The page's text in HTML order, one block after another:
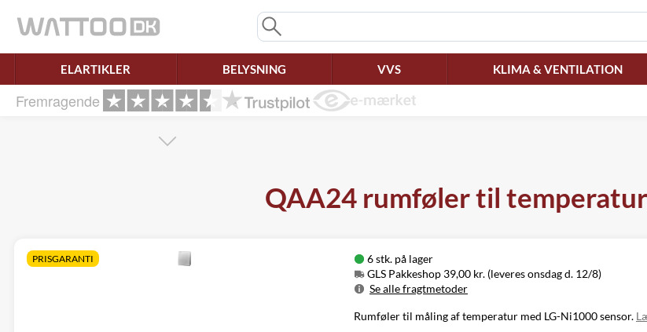
ELARTIKLER BELYSNING VVS KLIMA & VENTILATION
Fremragende
QAA24 rumføler til
PRISGARANTI
6 stk. på lager
GLS Pakkeshop 39,00 kr. (leveres onsdag d. 12/8)
Se alle fragtmetoder
Metode
Pris
Leveres
Rumføler til måling af temperatur med LG-Ni1000 sensor.
Ret samtykke!